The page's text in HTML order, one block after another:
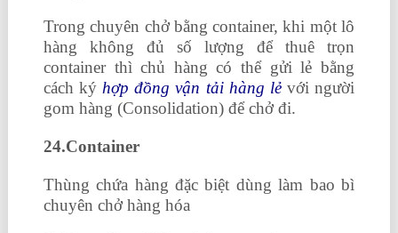
Trong chuyên chở bằng container, khi một lô
hàng không đủ số lượng để thuê trọn
container thì chủ hàng có thể gửi lẻ bằng
cách kýhợp đồng vận tải hàng lẻvới người
gom hàng (Consolidation) để chở đi.
24.Container
Thùng chứa hàng đặc biệt dùng làm bao bì
chuyên chở hàng hóa